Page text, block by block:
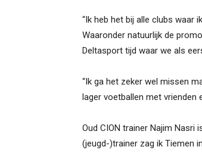
“Ik heb het bij alle clubs waar
Waaronder natuurlijk de
Deltasport tijd waar we als
“Ik ga het zeker wel missen
lager voetballen met vrienden
Oud CION trainer Najim Nasri
(jeugd-)trainer zag ik Tiemen